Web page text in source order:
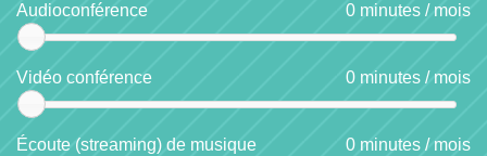
Audioconférence 0 minutes / mois
Vidéo conférence 0 minutes / mois
Écoute (streaming) de musique 0 minutes / mois